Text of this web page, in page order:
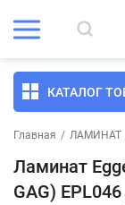
КАТАЛОГ
Главная / ЛАМИНАТ
Ламинат
GAG)